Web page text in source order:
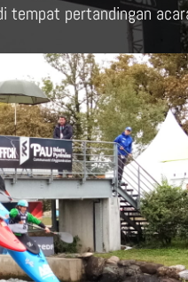
tempat pertandingan